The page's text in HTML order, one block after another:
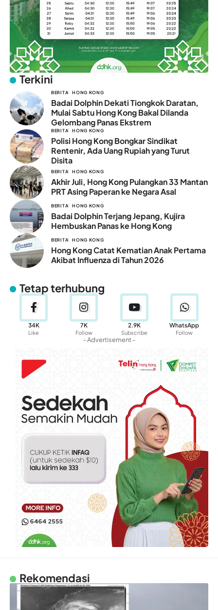
Terkini
BERITA HONG KONG
Badai Dolphin Dekati Tiongkok Daratan,
Mulai Sabtu Hong Kong Bakal Dilanda
Gelombang Panas Ekstrem
BERITA HONG KONG
Polisi Hong Kong Bongkar Sindikat
Rentenir, Ada Uang Rupiah yang Turut
Disita
BERITA HONG KONG
Akhir Juli, Hong Kong Pulangkan 33 Mantan
PRT Asing Paperan ke Negara Asal
BERITA HONG KONG
Badai Dolphin Terjang Jepang, Kujira
Hembuskan Panas ke Hong Kong
BERITA HONG KONG
Hong Kong Catat Kematian Anak Pertama
Akibat Influenza di Tahun 2026
Tetap terhubung
34K
Like
7K
Follow
2.9K
Subscribe
WhatsApp
Follow
- Advertisement -
Rekomendasi